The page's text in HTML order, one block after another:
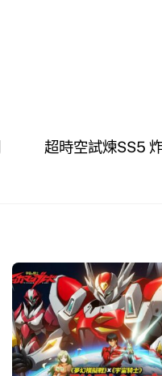
超時空試煉SS5